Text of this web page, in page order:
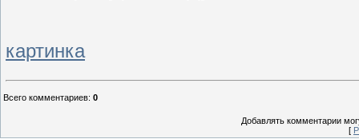
картинка
Всего комментариев: 0
Добавлять комментарии
[